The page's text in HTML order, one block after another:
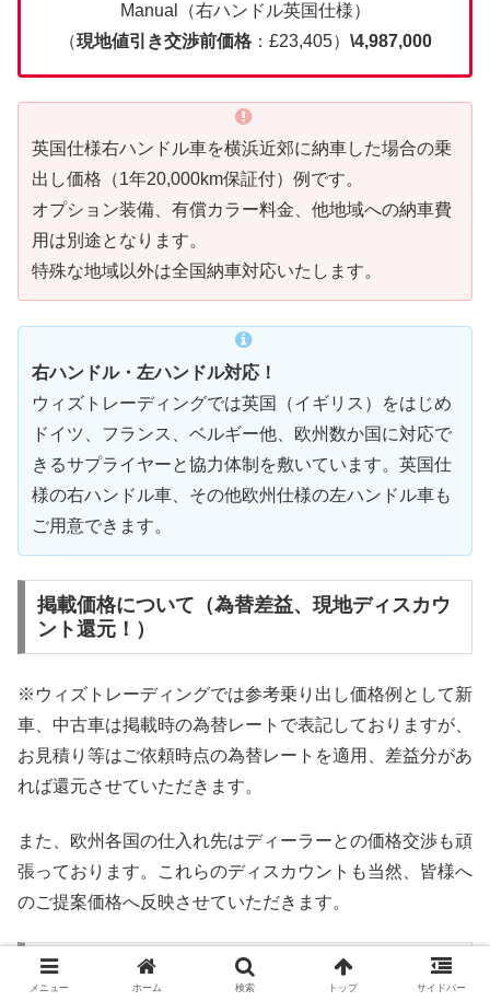
Manual（右ハンドル英国仕様）
（現地値引き交渉前価格：£23,405） \4,987,000
英国仕様右ハンドル車を横浜近郊に納車した場合の乗
出し価格（1年20,000km保証付）例です。
オプション装備、有償カラー料金、他地域への納車費
用は別途となります。
特殊な地域以外は全国納車対応いたします。
右ハンドル・左ハンドル対応！
ウィズトレーディングでは英国（イギリス）をはじめ
ドイツ、フランス、ベルギー他、欧州数か国に対応で
きるサプライヤーと協力体制を敷いています。英国仕
様の右ハンドル車、その他欧州仕様の左ハンドル車も
ご用意できます。
掲載価格について（為替差益、現地ディスカウ
ント還元！）
※ウィズトレーディングでは参考乗り出し価格例として新
車、中古車は掲載時の為替レートで表記しておりますが、
お見積り等はご依頼時点の為替レートを適用、差益分があ
れば還元させていただきます。
また、欧州各国の仕入れ先はディーラーとの価格交渉も頑
張っております。これらのディスカウントも当然、皆様へ
のご提案価格へ反映させていただきます。
現地との綿密な相談による「正確さと速さ」を
モットーにしています
メニュー ホーム 検索 トップ サイドバー